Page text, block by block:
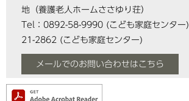
地（養護老人ホームささゆり荘）
Tel：0892-58-9990 (こども家庭センター)
21-2862 (こども家庭センター)
メールでのお問い合わせはこちら